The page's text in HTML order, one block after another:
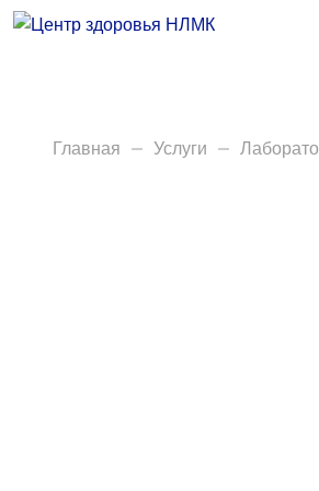
Анализы
Главная Услуги